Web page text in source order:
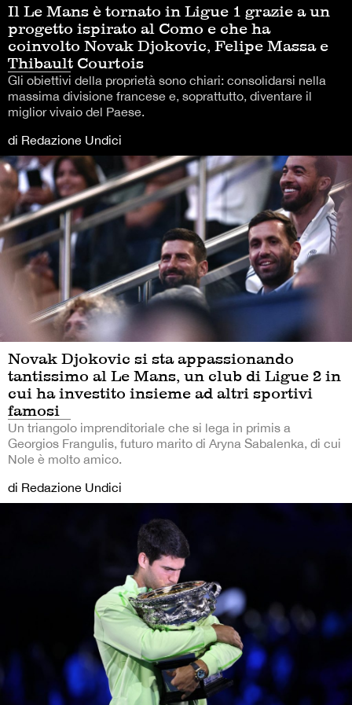
Il Le Mans è tornato in Ligue 1 grazie a un
progetto ispirato al Como e che ha
coinvolto Novak Djokovic, Felipe Massa e
Thibault Courtois
Gli obiettivi della proprietà sono chiari: consolidarsi nella
massima divisione francese e, soprattutto, diventare il
miglior vivaio del Paese.
di Redazione Undici
Novak Djokovic si sta appassionando
tantissimo al Le Mans, un club di Ligue 2 in
cui ha investito insieme ad altri sportivi
famosi
Un triangolo imprenditoriale che si lega in primis a
Georgios Frangulis, futuro marito di Aryna Sabalenka, di cui
Nole è molto amico.
di Redazione Undici